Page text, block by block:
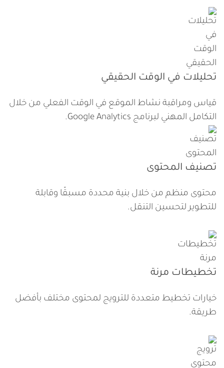
تحليلات في الوقت الحقيقي
قياس ومراقبة نشاط الموقع في الوقت الفعلي من خلال
التكامل المهني لبرنامج Google Analytics.
تصنيف المحتوى
محتوى منظم من خلال بنية محددة مسبقًا وقابلة
للتطوير لتحسين التنقل.
تخطيطات مرنة
خيارات تخطيط متعددة للترويج لمحتوى مختلف بأفضل
طريقة.